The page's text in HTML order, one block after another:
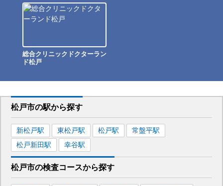
総合クリニックドクターラン
ド松戸
松戸市の駅から探す
新松戸駅 東松戸駅 松戸駅 常盤平駅
松戸新田駅 幸谷駅
松戸市の検査コースから探す